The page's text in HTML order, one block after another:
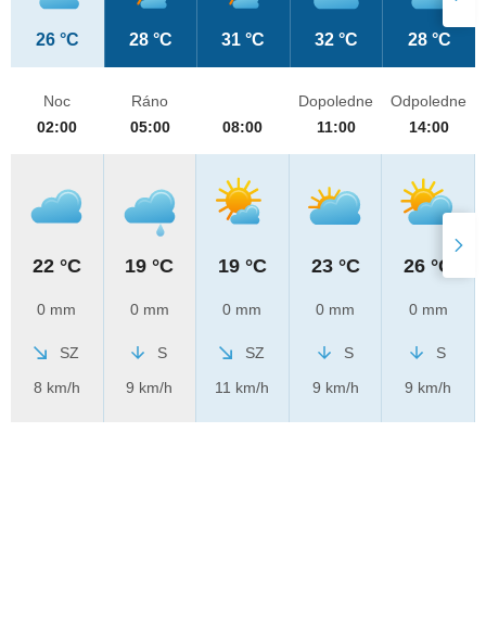
26 °C 28 °C 31 °C 32 °C 28 °C
Noc
02:00
22 °C
0 mm
SZ
8 km/h
Ráno
05:00
19 °C
0 mm
S
9 km/h
08:00
19 °C
0 mm
SZ
11 km/h
Dopoledne
11:00
23 °C
0 mm
S
9 km/h
Odpoledne
14:00
26 °C
0 mm
S
9 km/h